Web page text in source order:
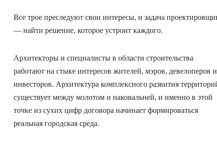
Все трое преследуют свои интересы, и задача
— найти решение, которое устроит каждого.
Архитекторы и специалисты в области строительства
работают на стыке интересов жителей, мэров, девелоперов и
инвесторов. Архитектура комплексного развития
существует между молотом и наковальней, и именно в этой
точке из сухих цифр договора начинает формироваться
реальная городская среда.